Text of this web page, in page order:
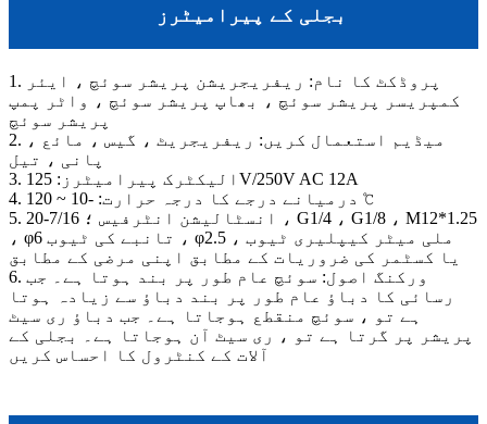
بجلی کے پیرامیٹرز
1. پروڈکٹ کا نام: ریفریجریشن پریشر سوئچ ، ایئر
کمپریسر پریشر سوئچ ، بھاپ پریشر سوئچ ، واٹر پمپ
پریشر سوئچ
2. میڈیم استعمال کریں: ریفریجریٹ ، گیس ، مائع ،
پانی ، تیل
3. الیکٹرک پیرامیٹرز: 125V/250V AC 12A
4. درمیانے درجے کا درجہ حرارت: -10 ~ 120 ℃
5. انسٹالیشن انٹرفیس ؛ 7/16-20 ، G1/4 ، G1/8 ، M12*1.25
، φ6 تانبے کی ٹیوب ، φ2.5 ملی میٹر کیپلیری ٹیوب ،
یا کسٹمر کی ضروریات کے مطابق اپنی مرضی کے مطابق
6. ورکنگ اصول: سوئچ عام طور پر بند ہوتا ہے۔ جب
رسائی کا دباؤ عام طور پر بند دباؤ سے زیادہ ہوتا
ہے تو ، سوئچ منقطع ہوجاتا ہے۔ جب دباؤ ری سیٹ
پریشر پر گرتا ہے تو ، ری سیٹ آن ہوجاتا ہے۔ بجلی کے
آلات کے کنٹرول کا احساس کریں